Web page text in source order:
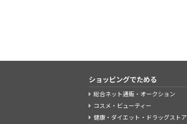
ショッピングでためる
総合ネット通販・オークション
コスメ・ビューティー
健康・ダイエット・ドラッグストア